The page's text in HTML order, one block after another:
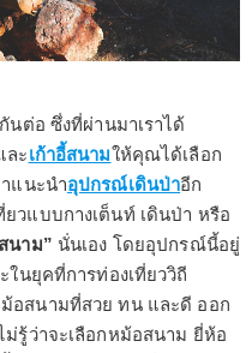
นต่อ ซึ่งที่ผ่านมาเราได้
ละเก้าอี้สนามให้คุณได้เลือก
แนะนำอุปกรณ์เดินป่าอีก
ยวแบบกางเต็นท์ เดินป่า หรือ
นาม” นั่นเอง โดยอุปกรณ์นี้อยู่
นยุคที่การท่องเที่ยววิถี
อสนามที่สวย ทน และดี ออก
ม่รู้ว่าจะเลือกหม้อสนาม ยี่ห้อ